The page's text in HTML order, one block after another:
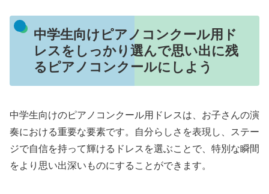
中学生向けピアノコンクール用ド
レスをしっかり選んで思い出に残
るピアノコンクールにしよう
中学生向けのピアノコンクール用ドレスは、お子さんの演
奏における重要な要素です。自分らしさを表現し、ステー
ジで自信を持って輝けるドレスを選ぶことで、特別な瞬間
をより思い出深いものにすることができます。